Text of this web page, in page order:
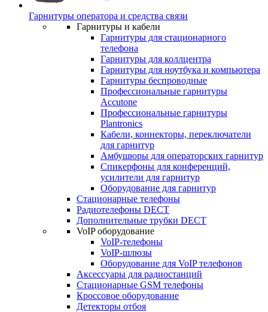
Гарнитуры оператора и средства связи
Гарнитуры и кабели
Гарнитуры для стационарного
телефона
Гарнитуры для коллцентра
Гарнитуры для ноутбука и компьютера
Гарнитуры беспроводные
Профессиональные гарнитуры
Accutone
Профессиональные гарнитуры
Plantronics
Кабели, коннекторы, переключатели
для гарнитур
Амбушюры для операторских гарнитур
Cпикерфоны для конференций,
усилители для гарнитур
Оборудование для гарнитур
Стационарные телефоны
Радиотелефоны DECT
Дополнительные трубки DECT
VoIP оборудование
VoIP-телефоны
VoIP-шлюзы
Оборудование для VoIP телефонов
Аксессуары для радиостанций
Стационарные GSM телефоны
Кроссовое оборудование
Детекторы отбоя